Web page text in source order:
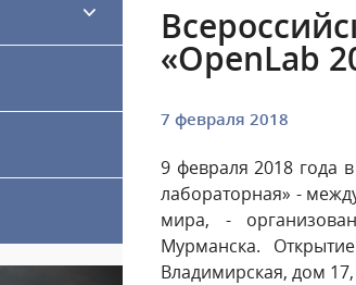
«OpenLab
7 февраля 2018
9 февраля 2018 года
лабораторная» -
мира, -
Мурманска.
Владимирская, дом